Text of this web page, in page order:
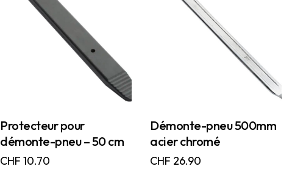
Protecteur pour
démonte-pneu – 50 cm
CHF 10.70
Démonte-pneu 500mm
acier chromé
CHF 26.90